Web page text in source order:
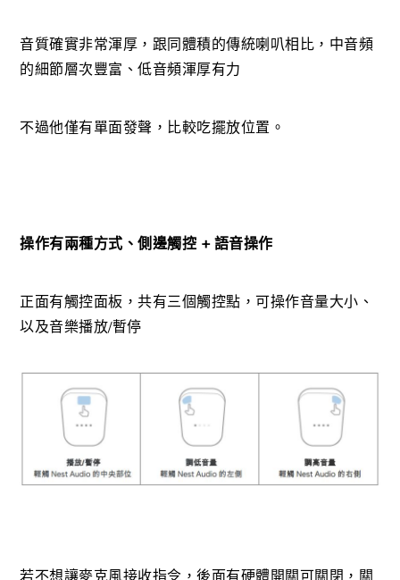
音質確實非常渾厚，跟同體積的傳統喇叭相比，中音頻
的細節層次豐富、低音頻渾厚有力
不過他僅有單面發聲，比較吃擺放位置。
操作有兩種方式、側邊觸控 + 語音操作
正面有觸控面板，共有三個觸控點，可操作音量大小、
以及音樂播放/暫停
若不想讓麥克風接收指令，後面有硬體開關可關閉，關